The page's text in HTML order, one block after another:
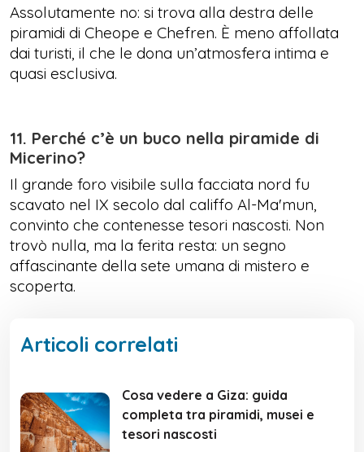
Assolutamente no: si trova alla destra delle
piramidi di Cheope e Chefren. È meno affollata
dai turisti, il che le dona un’atmosfera intima e
quasi esclusiva.
11. Perché c’è un buco nella piramide di
Micerino?
Il grande foro visibile sulla facciata nord fu
scavato nel IX secolo dal califfo Al-Ma'mun,
convinto che contenesse tesori nascosti. Non
trovò nulla, ma la ferita resta: un segno
affascinante della sete umana di mistero e
scoperta.
Articoli correlati
Cosa vedere a Giza: guida
completa tra piramidi, musei e
tesori nascosti